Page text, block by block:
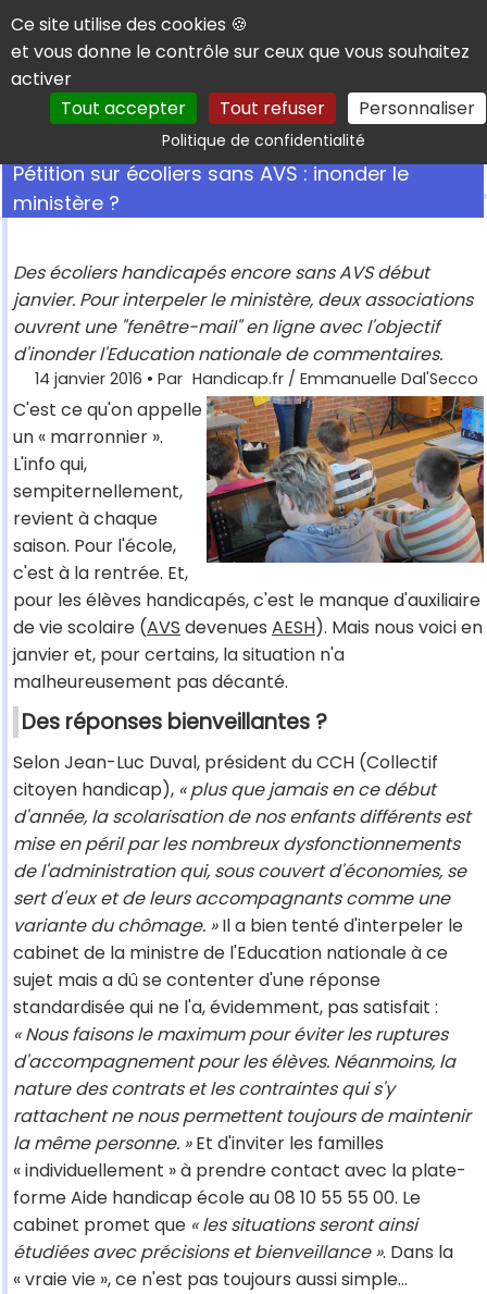
Panneau de gestion des cookies
Ce site utilise des cookies 🍪
et vous donne le contrôle sur ceux que vous souhaitez
activer
Tout accepter
Tout refuser Personnaliser
Politique de confidentialitéRechercher
Pétition sur écoliers sans AVS : inonder le
ministère ?
Des écoliers handicapés encore sans AVS début
janvier. Pour interpeler le ministère, deux associations
ouvrent une "fenêtre-mail" en ligne avec l'objectif
d'inonder l'Education nationale de commentaires.
14 janvier 2016 • Par Handicap.fr / Emmanuelle Dal'Secco
C'est ce qu'on appelle
un « marronnier ».
L'info qui,
sempiternellement,
revient à chaque
saison. Pour l'école,
c'est à la rentrée. Et,
pour les élèves handicapés, c'est le manque d'auxiliaire
de vie scolaire (AVS devenues AESH). Mais nous voici en
janvier et, pour certains, la situation n'a
malheureusement pas décanté.
Des réponses bienveillantes ?
Selon Jean-Luc Duval, président du CCH (Collectif
citoyen handicap), « plus que jamais en ce début
d'année, la scolarisation de nos enfants différents est
mise en péril par les nombreux dysfonctionnements
de l'administration qui, sous couvert d'économies, se
sert d'eux et de leurs accompagnants comme une
variante du chômage. »Il a bien tenté d'interpeler le
cabinet de la ministre de l'Education nationale à ce
sujet mais a dû se contenter d'une réponse
standardisée qui ne l'a, évidemment, pas satisfait :
« Nous faisons le maximum pour éviter les ruptures
d'accompagnement pour les élèves. Néanmoins, la
nature des contrats et les contraintes qui s'y
rattachent ne nous permettent toujours de maintenir
la même personne. »Et d'inviter les familles
« individuellement » à prendre contact avec la plate-
forme Aide handicap école au 08 10 55 55 00. Le
cabinet promet que « les situations seront ainsi
étudiées avec précisions et bienveillance ». Dans la
« vraie vie », ce n'est pas toujours aussi simple…